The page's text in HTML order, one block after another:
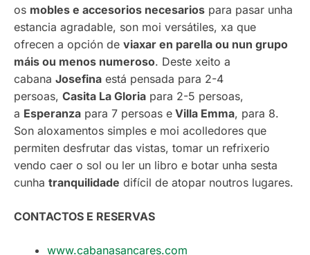
os mobles e accesorios necesarios para pasar unha
estancia agradable, son moi versátiles, xa que
ofrecen a opción de viaxar en parella ou nun grupo
máis ou menos numeroso. Deste xeito a
cabana Josefina está pensada para 2-4
persoas, Casita La Gloria para 2-5 persoas,
a Esperanza para 7 persoas e Villa Emma, para 8.
Son aloxamentos simples e moi acolledores que
permiten desfrutar das vistas, tomar un refrixerio
vendo caer o sol ou ler un libro e botar unha sesta
cunha tranquilidade difícil de atopar noutros lugares.
CONTACTOS E RESERVAS
www.cabanasancares.com